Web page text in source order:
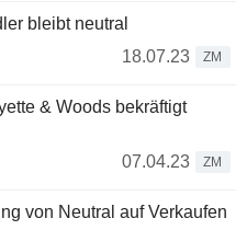
bleibt neutral
18.07.23
ZM
& Woods bekräftigt
07.04.23
ZM
von Neutral auf Verkaufen